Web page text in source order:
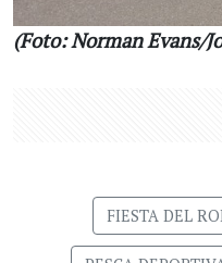
(Foto: Norman Evans/
FIESTA DEL